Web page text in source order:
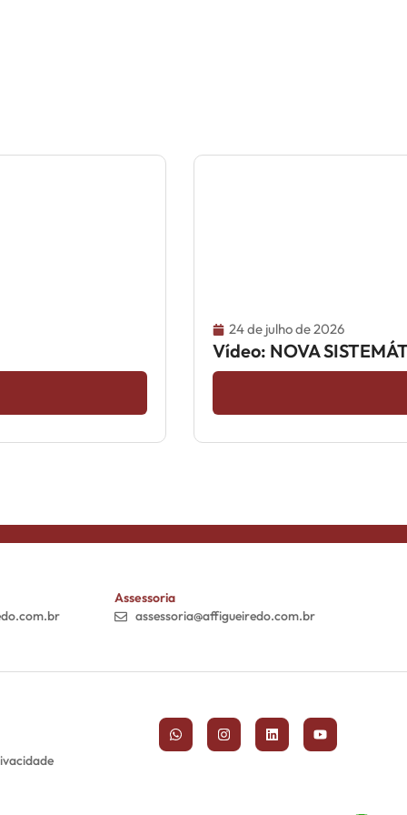
24 de julho de 2026
Vídeo: NOVA
Assessoria
assessoria@affigueiredo.com.br